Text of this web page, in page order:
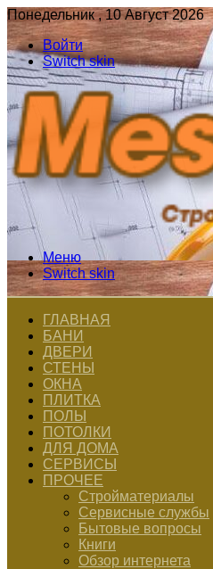
Понедельник , 10 Август 2026
Войти
Switch skin
Меню
Switch skin
ГЛАВНАЯ
БАНИ
ДВЕРИ
СТЕНЫ
ОКНА
ПЛИТКА
ПОЛЫ
ПОТОЛКИ
ДЛЯ ДОМА
СЕРВИСЫ
ПРОЧЕЕ
Стройматериалы
Сервисные службы
Бытовые вопросы
Книги
Обзор интернета